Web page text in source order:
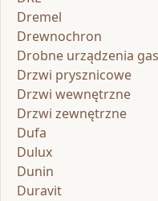
Dremel
Drewnochron
Drobne urządzenia
Drzwi prysznicowe
Drzwi wewnętrzne
Drzwi zewnętrzne
Dufa
Dulux
Dunin
Duravit